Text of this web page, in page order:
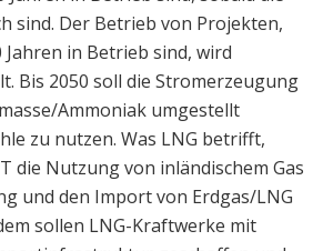
sind. Der Betrieb von Projekten,
in Betrieb sind, wird
Bis 2050 soll die Stromerzeugung
Ammoniak umgestellt
zu nutzen. Was LNG betrifft,
die Nutzung von inländischem Gas
und den Import von Erdgas/LNG
sollen LNG-Kraftwerke mit